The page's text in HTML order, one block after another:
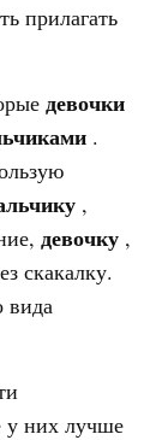
прилагать
девочки
.
,
девочку ,
скакалку.
вида
у них лучше